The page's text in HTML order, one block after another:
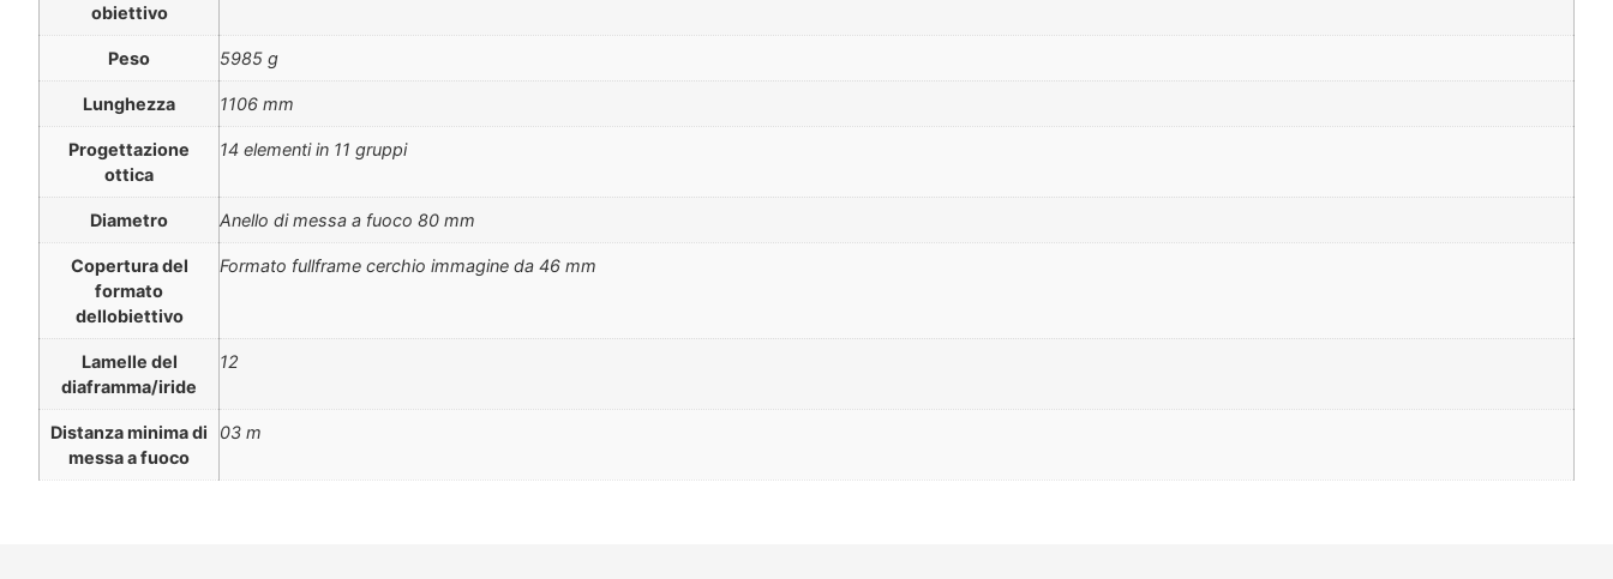
obiettivo
Peso 5985 g
Lunghezza 1106 mm
Progettazione
ottica
14 elementi in 11 gruppi
Diametro Anello di messa a fuoco 80 mm
Copertura del
formato
dellobiettivo
Formato fullframe cerchio immagine da 46 mm
Lamelle del
diaframma/iride
12
Distanza minima di
messa a fuoco
03 m